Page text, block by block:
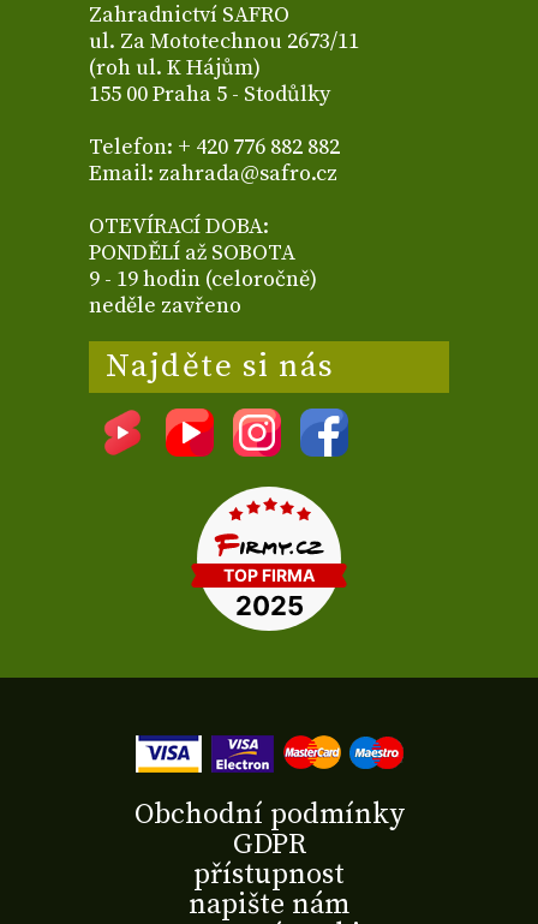
Zahradnictví SAFRO
ul. Za Mototechnou 2673/11
(roh ul. K Hájům)
155 00 Praha 5 - Stodůlky
Telefon: + 420 776 882 882
Email: zahrada@safro.cz
OTEVÍRACÍ DOBA:
PONDĚLÍ až SOBOTA
9 - 19 hodin (celoročně)
neděle zavřeno
Najděte si nás
Obchodní podmínky
GDPR
přístupnost
napište nám